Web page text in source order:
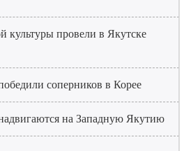
культуры провели в Якутске
соперников в Корее
на Западную Якутию